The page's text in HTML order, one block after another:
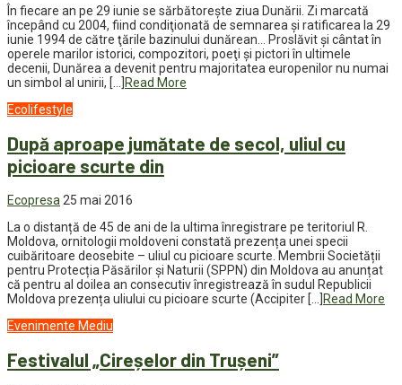
În fiecare an pe 29 iunie se sărbătorește ziua Dunării. Zi marcată
începând cu 2004, fiind condiţionată de semnarea şi ratificarea la 29
iunie 1994 de către ţările bazinului dunărean… Proslăvit şi cântat în
operele marilor istorici, compozitori, poeţi şi pictori în ultimele
decenii, Dunărea a devenit pentru majoritatea europenilor nu numai
un simbol al unirii, […]
Read More
Ecolifestyle
După aproape jumătate de secol, uliul cu
picioare scurte din
Ecopresa 25 mai 2016
La o distanță de 45 de ani de la ultima înregistrare pe teritoriul R.
Moldova, ornitologii moldoveni constată prezența unei specii
cuibăritoare deosebite – uliul cu picioare scurte. Membrii Societății
pentru Protecția Păsărilor și Naturii (SPPN) din Moldova au anunțat
că pentru al doilea an consecutiv înregistrează în sudul Republicii
Moldova prezența uliului cu picioare scurte (Accipiter […]Read More
Evenimente Mediu
Festivalul „Cireșelor din Trușeni”